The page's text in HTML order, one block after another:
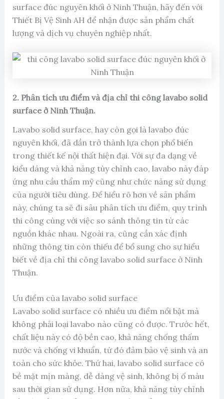
surface đúc nguyên khối ở Ninh Thuận, hãy đến với
Thiết Bị Vệ Sinh AH để nhận được sản phẩm chất
lượng và dịch vụ chuyên nghiệp nhất.
2. Phân tích ưu điểm và địa chỉ thi công lavabo solid
surface ở Ninh Thuận.
Lavabo solid surface, hay còn gọi là lavabo đúc
nguyên khối, đã dần trở thành lựa chọn phổ biến
trong thiết kế nội thất hiện đại. Với sự đa dạng về
kiểu dáng và khả năng tùy chỉnh cao, lavabo này đáp
ứng nhu cầu thẩm mỹ cũng như chức năng sử dụng
của người tiêu dùng. Để hiểu rõ hơn về sản phẩm
này, chúng ta sẽ đi sâu phân tích ưu điểm, quy trình
thi công cùng với việc so sánh thông tin từ các
nguồn khác nhau. Ngoài ra, cũng cần xác định
những thông tin còn thiếu để bổ sung cho sự hiểu
biết về địa chỉ thi công lavabo solid surface ở Ninh
Thuận.
Ưu điểm của lavabo solid surface
Lavabo solid surface có nhiều ưu điểm nổi bật mà
không phải loại lavabo nào cũng có được. Trước hết,
chất liệu này có độ bền cao, khả năng chống thấm
nước và chống vi khuẩn, từ đó đảm bảo vệ sinh và an
toàn cho sức khỏe. Thứ hai, lavabo solid surface có
bề mặt mịn màng, dễ dàng vệ sinh, không bị ố màu
sau thời gian sử dụng. Hơn nữa, khả năng tùy chỉnh